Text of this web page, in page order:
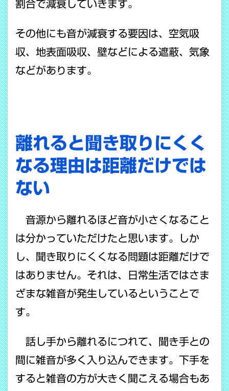
割合で減衰していきます。
その他にも音が減衰する要因は、空気吸
収、地表面吸収、壁などによる遮蔽、気象
などがあります。
離れると聞き取りにくく
なる理由は距離だけでは
ない
音源から離れるほど音が小さくなること
は分かっていただけたと思います。しか
し、聞き取りにくくなる問題は距離だけで
はありません。それは、日常生活ではさま
ざまな雑音が発生しているということで
す。
話し手から離れるにつれて、聞き手との
間に雑音が多く入り込んできます。下手を
すると雑音の方が大きく聞こえる場合もあ